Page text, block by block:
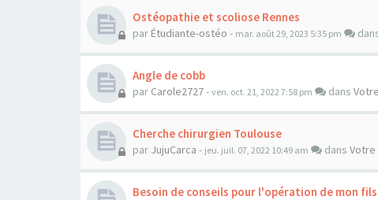
Ostéopathie et scoliose Rennes
par Étudiante-ostéo - mar. août 29, 2023 5:35 pm
Angle de cobb
par Carole2727- ven. oct. 21, 2022 7:58 pm dans
Cherche chirurgien Toulouse
par JujuCarca - jeu. juil. 07, 2022 10:49 am dans Votre
Besoin de conseils pour l'opération de mon